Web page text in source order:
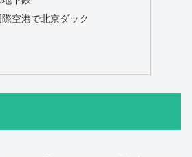
空港で北京ダック